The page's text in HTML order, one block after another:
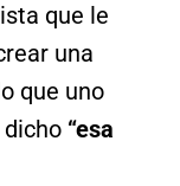
que le
una
que uno
“esa